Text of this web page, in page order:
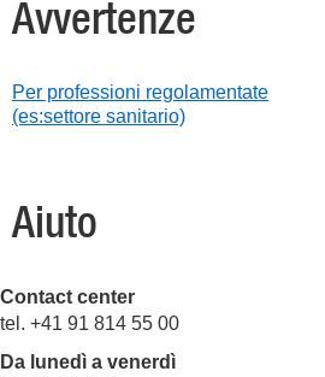
Avvertenze
Per professioni regolamentate
(es:settore sanitario)
Aiuto
Contact center
tel. +41 91 814 55 00
Da lunedì a venerdì